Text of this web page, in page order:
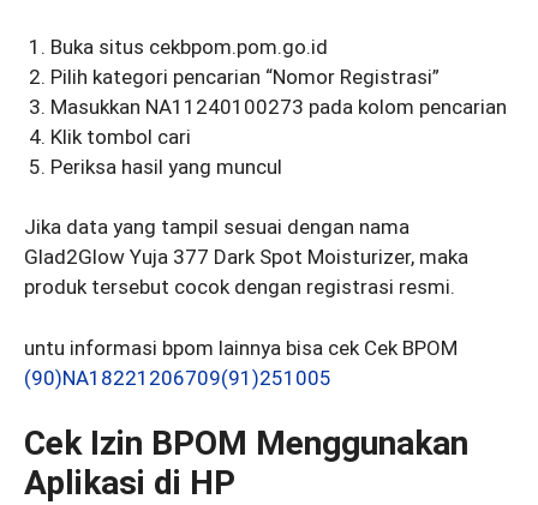
Buka situs cekbpom.pom.go.id
Pilih kategori pencarian “Nomor Registrasi”
Masukkan NA11240100273 pada kolom pencarian
Klik tombol cari
Periksa hasil yang muncul
Jika data yang tampil sesuai dengan nama
Glad2Glow Yuja 377 Dark Spot Moisturizer, maka
produk tersebut cocok dengan registrasi resmi.
untu informasi bpom lainnya bisa cek Cek BPOM
(90)NA18221206709(91)251005
Cek Izin BPOM Menggunakan
Aplikasi di HP